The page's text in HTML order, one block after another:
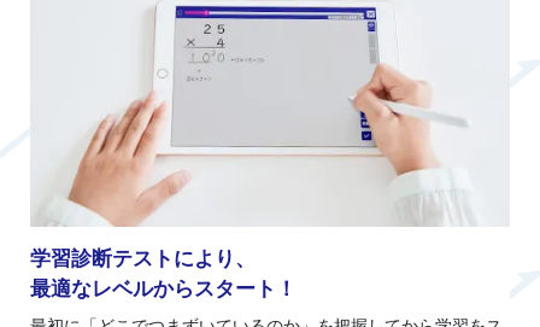
学習診断テストにより、
最適なレベルからスタート！